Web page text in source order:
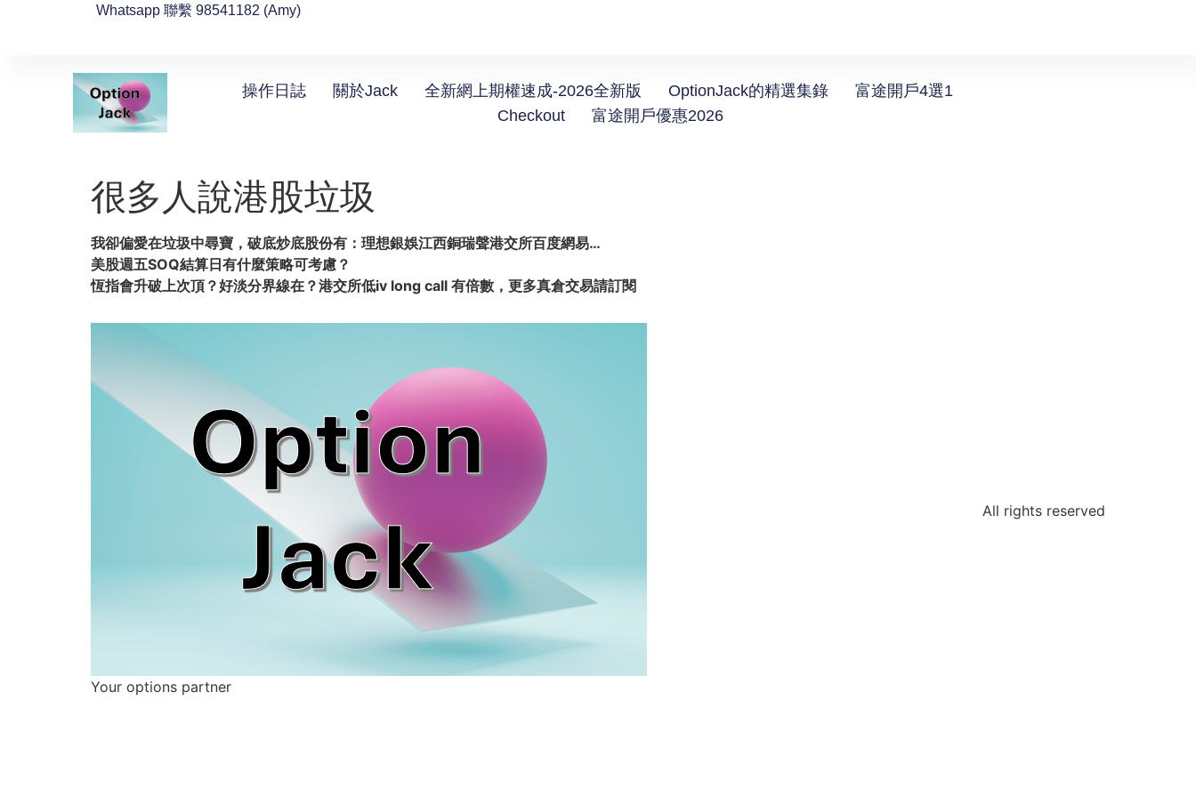
Whatsapp 聯繫 98541182 (Amy)
操作日誌 關於Jack 全新網上期權速成-2026全新版 OptionJack的精選集錄
富途開戶4選1
Checkout
富途開戶優惠2026
很多人說港股垃圾
我卻偏愛在垃圾中尋寶，破底炒底股份有：理想銀娛江西銅瑞聲港交所百度網易…
美股週五SOQ結算日有什麼策略可考慮？
恆指會升破上次頂？好淡分界線在？港交所低iv long call 有倍數，更多真倉交易請訂閱
Your options partner
All rights reserved